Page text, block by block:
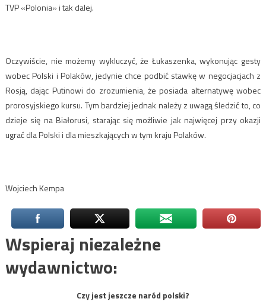
TVP «Polonia» i tak dalej.
Oczywiście, nie możemy wykluczyć, że Łukaszenka, wykonując gesty
wobec Polski i Polaków, jedynie chce podbić stawkę w negocjacjach z
Rosją, dając Putinowi do zrozumienia, że posiada alternatywę wobec
prorosyjskiego kursu. Tym bardziej jednak należy z uwagą śledzić to, co
dzieje się na Białorusi, starając się możliwie jak najwięcej przy okazji
ugrać dla Polski i dla mieszkających w tym kraju Polaków.
Wojciech Kempa
Wspieraj niezależne
wydawnictwo:
Czy jest jeszcze naród polski?